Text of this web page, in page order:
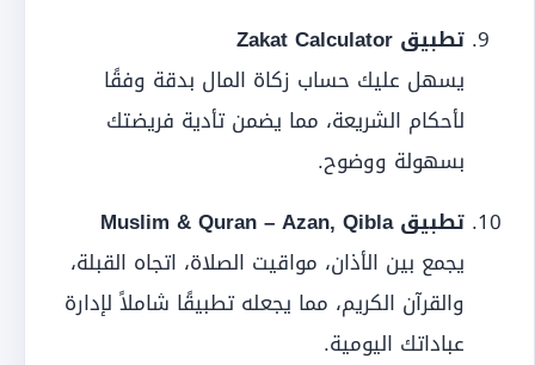
تطبيق Zakat Calculator
يسهل عليك حساب زكاة المال بدقة وفقًا
لأحكام الشريعة، مما يضمن تأدية فريضتك
بسهولة ووضوح.
تطبيق Muslim & Quran – Azan, Qibla
يجمع بين الأذان، مواقيت الصلاة، اتجاه القبلة،
والقرآن الكريم، مما يجعله تطبيقًا شاملاً لإدارة
عباداتك اليومية.